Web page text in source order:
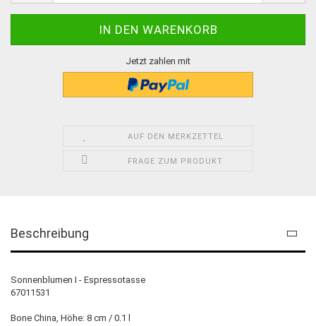
Jetzt zahlen mit
AUF DEN MERKZETTEL
FRAGE ZUM PRODUKT
Beschreibung
Sonnenblumen I - Espressotasse
67011531
Bone China, Höhe: 8 cm / 0.1 l